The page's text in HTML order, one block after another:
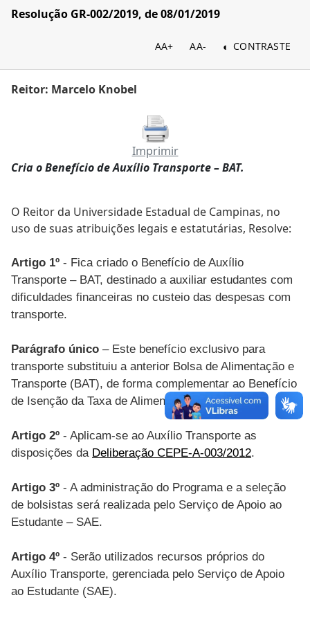
Resolução GR-002/2019, de 08/01/2019
AA+ AA- CONTRASTE
Reitor: Marcelo Knobel
Imprimir
Cria o Benefício de Auxílio Transporte – BAT.
O Reitor da Universidade Estadual de Campinas, no
uso de suas atribuições legais e estatutárias, Resolve:
Artigo 1º - Fica criado o Benefício de Auxílio
Transporte – BAT, destinado a auxiliar estudantes com
dificuldades financeiras no custeio das despesas com
transporte.
Parágrafo único – Este benefício exclusivo para
transporte substituiu a anterior Bolsa de Alimentação e
Transporte (BAT), de forma complementar ao Benefício
de Isenção da Taxa de Alimentação (BITA).
Artigo 2º - Aplicam-se ao Auxílio Transporte as
disposições da Deliberação CEPE-A-003/2012.
Artigo 3º - A administração do Programa e a seleção
de bolsistas será realizada pelo Serviço de Apoio ao
Estudante – SAE.
Artigo 4º - Serão utilizados recursos próprios do
Auxílio Transporte, gerenciada pelo Serviço de Apoio
ao Estudante (SAE).